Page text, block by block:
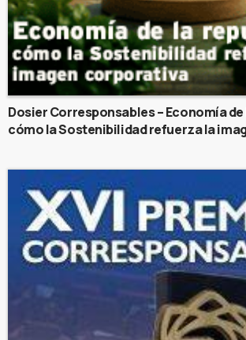
Dosier Corresponsables – Economía
cómo la Sostenibilidad refuerza la